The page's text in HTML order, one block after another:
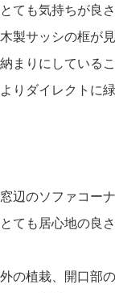
とても気持ちが良さ
木製サッシの框が
納まりにしている
よりダイレクトに
窓辺のソファコー
とても居心地の良
外の植栽、開口部